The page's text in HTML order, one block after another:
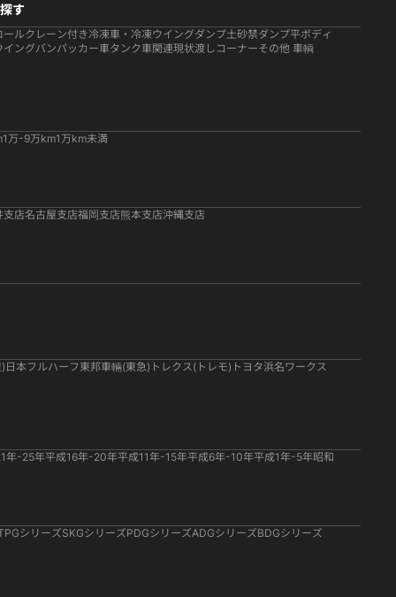
す
ールクレーン付き 冷凍車・冷凍ウイングダンプ土砂禁ダンプ平ボディ
イングバンパッカー車タンク車関連現状渡しコーナーその他 車輌
1万-9万km1万km未満
支店名古屋支店福岡支店熊本支店沖縄支店
日本フルハーフ 東邦車輛(東急) トレクス(トレモ) トヨタ浜名ワークス
年-25年平成16年-20年平成11年-15年平成6年-10年平成1年-5年昭和
シリーズSKGシリーズPDGシリーズADGシリーズBDGシリーズ